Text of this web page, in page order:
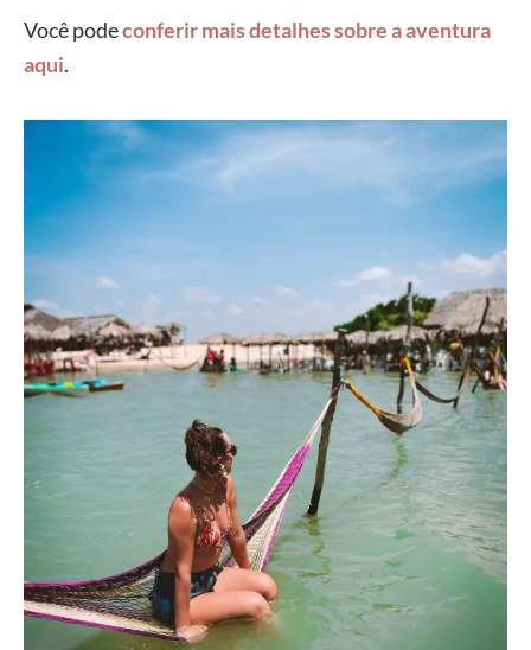
Você podeconferir mais detalhes sobre a aventura
aqui.